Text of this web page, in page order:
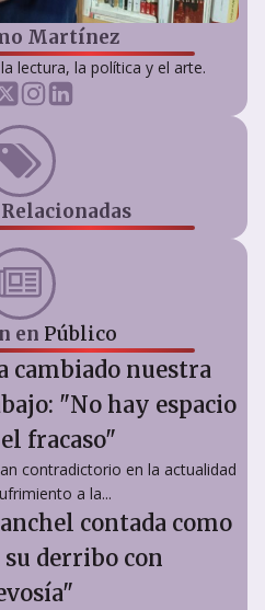
Martínez
lectura, la política y el arte.
en Público
cambiado nuestra
"No hay espacio
fracaso"
contradictorio en la actualidad
a la...
contada como
derribo con